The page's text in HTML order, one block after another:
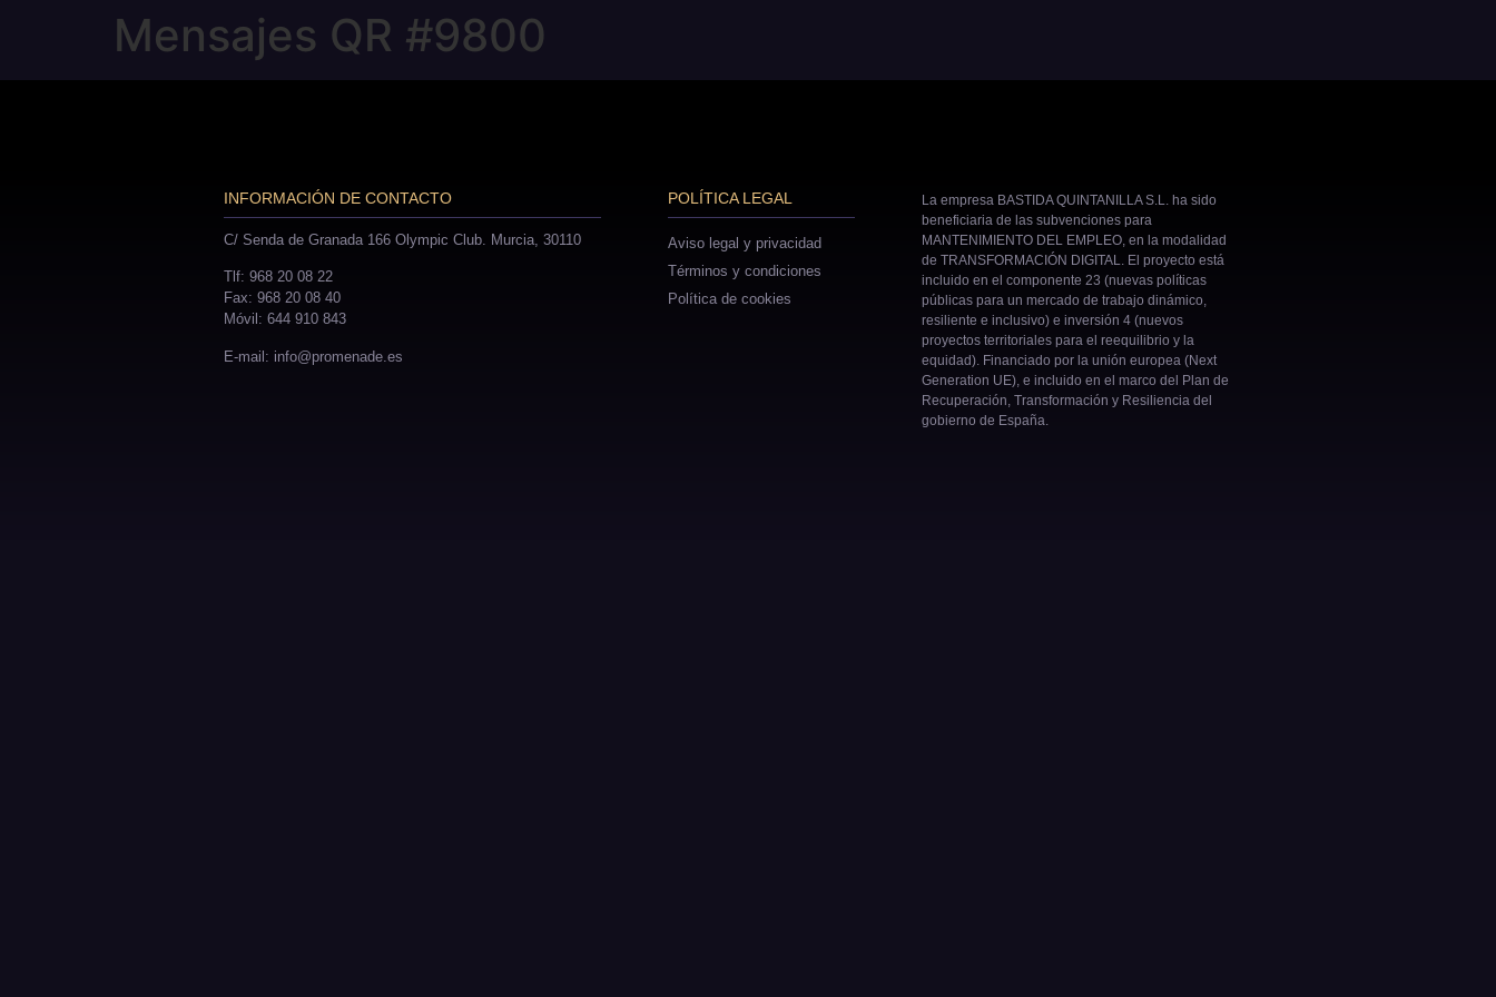
Mensajes QR #9800
INFORMACIÓN DE CONTACTO
C/ Senda de Granada 166 Olympic Club. Murcia, 30110
Tlf: 968 20 08 22
Fax: 968 20 08 40
Móvil: 644 910 843
E-mail: info@promenade.es
POLÍTICA LEGAL
Aviso legal y privacidad
Términos y condiciones
Política de cookies
La empresa BASTIDA QUINTANILLA S.L. ha sido
beneficiaria de las subvenciones para
MANTENIMIENTO DEL EMPLEO, en la modalidad
de TRANSFORMACIÓN DIGITAL. El proyecto está
incluido en el componente 23 (nuevas políticas
públicas para un mercado de trabajo dinámico,
resiliente e inclusivo) e inversión 4 (nuevos
proyectos territoriales para el reequilibrio y la
equidad). Financiado por la unión europea (Next
Generation UE), e incluido en el marco del Plan de
Recuperación, Transformación y Resiliencia del
gobierno de España.